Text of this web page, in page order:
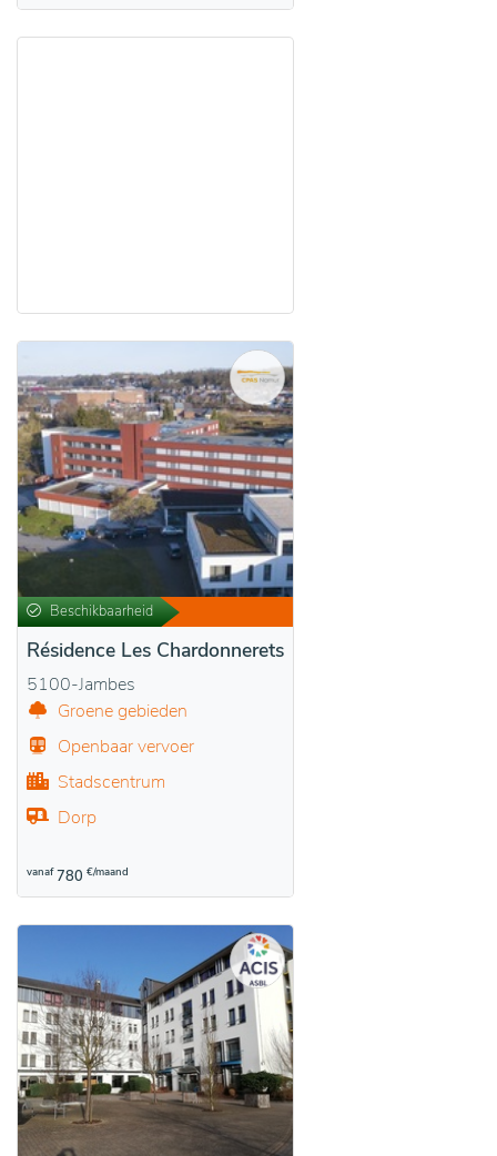
Beschikbaarheid
Résidence Les Chardonnerets
5100-Jambes
Groene gebieden
Openbaar vervoer
Stadscentrum
Dorp
vanaf 780 €/maand